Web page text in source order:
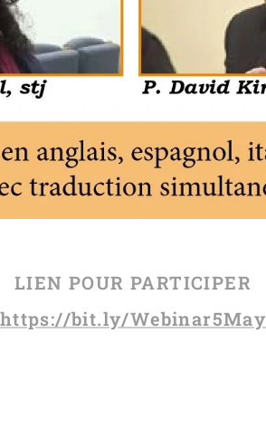
LIEN POUR PARTICIPER
https://bit.ly/Webinar5May